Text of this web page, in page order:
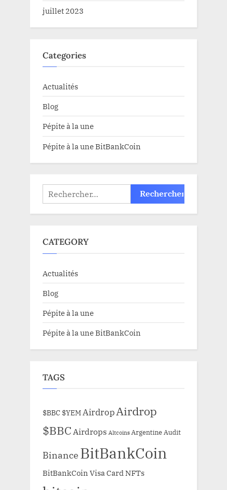
juillet 2023
Categories
Actualités
Blog
Pépite à la une
Pépite à la une BitBankCoin
Rechercher :
CATEGORY
Actualités
Blog
Pépite à la une
Pépite à la une BitBankCoin
TAGS
$BBC $YEMAirdropAirdrop
$BBCAirdrops Altcoins ArgentineAudit
Binance BitBankCoin
BitBankCoin Visa Card NFTs